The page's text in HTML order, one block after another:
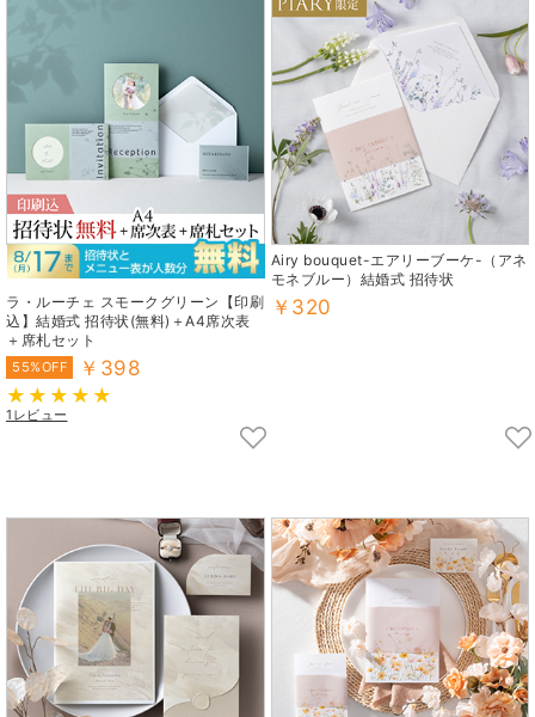
ラ・ルーチェ スモークグリーン【印刷
込】結婚式 招待状(無料)＋A4席次表
＋席札セット
55%OFF ￥398
1レビュー
Airy bouquet-エアリーブーケ-（アネ
モネブルー）結婚式 招待状
￥320